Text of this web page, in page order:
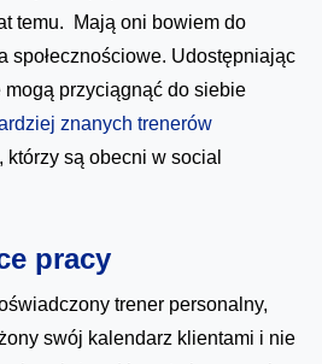
temu. Mają oni bowiem do
społecznościowe. Udostępniając
przyciągnąć do siebie
znanych trenerów
którzy są obecni w social
pracy
trener personalny,
swój kalendarz klientami i nie